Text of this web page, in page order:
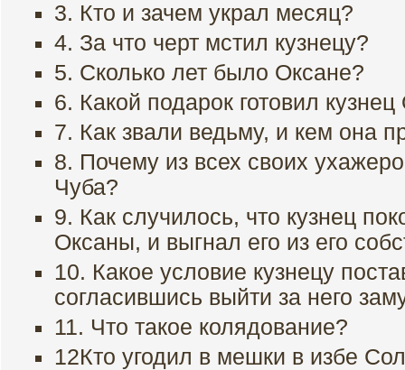
3. Кто и зачем украл месяц?
4. За что черт мстил кузнецу?
5. Сколько лет было Оксане?
6. Какой подарок готовил
7. Как звали ведьму, и кем она
8. Почему из всех своих
Чуба?
9. Как случилось, что кузнец
Оксаны, и выгнал его из его
10. Какое условие кузнецу
согласившись выйти за него
11. Что такое колядование?
12Кто угодил в мешки в избе